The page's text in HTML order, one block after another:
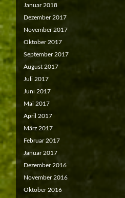
Januar 2018
Dezember 2017
November 2017
Oktober 2017
September 2017
August 2017
Juli 2017
Juni 2017
Mai 2017
April 2017
März 2017
Februar 2017
Januar 2017
Dezember 2016
November 2016
Oktober 2016